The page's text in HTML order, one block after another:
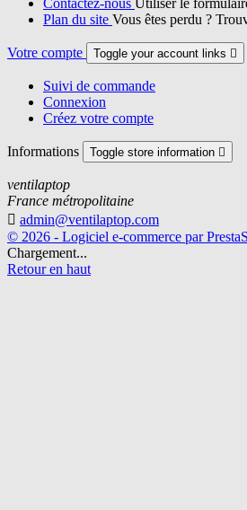
Contactez-nous Utiliser le
Plan du site Vous êtes perdu ?
Votre compte Toggle your account links 
Suivi de commande
Connexion
Créez votre compte
Informations Toggle store information 
ventilaptop
France métropolitaine
 admin@ventilaptop.com
© 2026 - Logiciel e-commerce par
Chargement...
Retour en haut